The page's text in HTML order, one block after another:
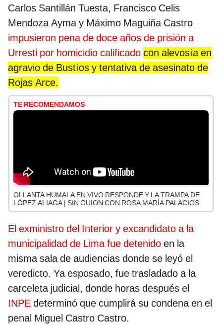
Carlos Santillán Tuesta, Francisco Celis
Mendoza Ayma y Máximo Maguiña Castro
impusieron pena de doce años de prisión a
Urresti por homicidio calificado con alevosía en
agravio de Bustíos y tentativa de asesinato de
Rojas Arce.
TE RECOMENDAMOS
OLLANTA HUMALA EN VIVO RESPONDE Y LA TRAMPA DE
LÓPEZ ALIAGA | SIN GUION CON ROSA MARÍA PALACIOS
El exministro del Interior y excandidato a la
municipalidad de Lima fue detenido en la
misma sala de audiencias donde se leyó el
veredicto. Ya esposado, fue trasladado a la
carceleta judicial, donde horas después el
INPE determinó que cumplirá su condena en el
penal Miguel Castro Castro.